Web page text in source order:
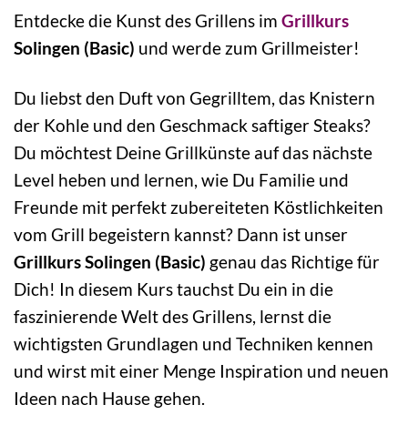
Entdecke die Kunst des Grillens im Grillkurs
Solingen (Basic) und werde zum Grillmeister!
Du liebst den Duft von Gegrilltem, das Knistern
der Kohle und den Geschmack saftiger Steaks?
Du möchtest Deine Grillkünste auf das nächste
Level heben und lernen, wie Du Familie und
Freunde mit perfekt zubereiteten Köstlichkeiten
vom Grill begeistern kannst? Dann ist unser
Grillkurs Solingen (Basic) genau das Richtige für
Dich! In diesem Kurs tauchst Du ein in die
faszinierende Welt des Grillens, lernst die
wichtigsten Grundlagen und Techniken kennen
und wirst mit einer Menge Inspiration und neuen
Ideen nach Hause gehen.